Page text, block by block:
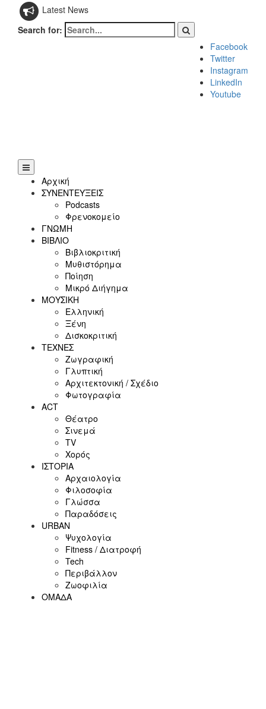
Latest News
Search for:
Facebook
Twitter
Instagram
LinkedIn
Youtube
Αρχική
ΣΥΝΕΝΤΕΥΞΕΙΣ
Podcasts
Φρενοκομείο
ΓΝΩΜΗ
ΒΙΒΛΙΟ
Βιβλιοκριτική
Μυθιστόρημα
Ποίηση
Μικρό Διήγημα
ΜΟΥΣΙΚΗ
Ελληνική
Ξένη
Δισκοκριτική
ΤΕΧΝΕΣ
Ζωγραφική
Γλυπτική
Αρχιτεκτονική / Σχέδιο
Φωτογραφία
ACT
Θέατρο
Σινεμά
ΤV
Χορός
ΙΣΤΟΡΙΑ
Αρχαιολογία
Φιλοσοφία
Γλώσσα
Παραδόσεις
URBAN
Ψυχολογία
Fitness / Διατροφή
Tech
Περιβάλλον
Ζωοφιλία
ΟΜΑΔΑ